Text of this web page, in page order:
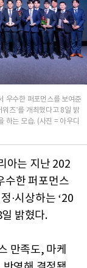
우수한 퍼포먼스를 보여준
즈’를 개최했다고 8일 밝
하는 모습. (사진 = 아우디
아는 지난 202
수한 퍼포먼스
·시상하는 ‘20
밝혔다.
만족도, 마케